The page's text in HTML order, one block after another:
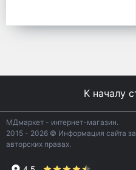
К началу
МДмаркет - интернет-магазин.
2015 - 2026 © Информация сайта
авторских правах.